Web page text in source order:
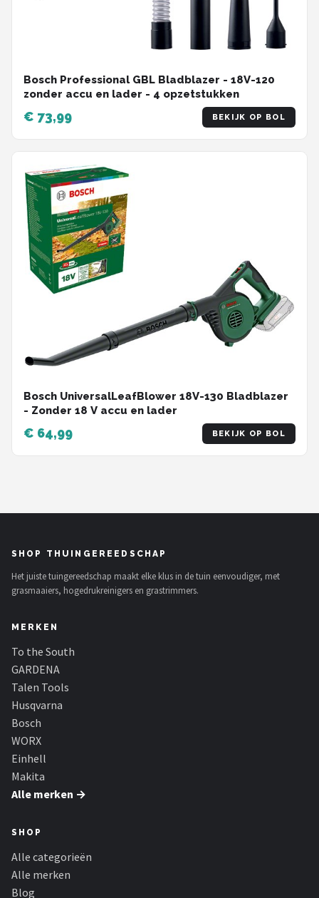
Bosch Professional GBL Bladblazer - 18V-120
zonder accu en lader - 4 opzetstukken
€ 73,99 BEKIJK OP BOL
Bosch UniversalLeafBlower 18V-130 Bladblazer
- Zonder 18 V accu en lader
€ 64,99 BEKIJK OP BOL
SHOP THUINGEREEDSCHAP
Het juiste tuingereedschap maakt elke klus in de tuin eenvoudiger, met
grasmaaiers, hogedrukreinigers en grastrimmers.
MERKEN
To the South
GARDENA
Talen Tools
Husqvarna
Bosch
WORX
Einhell
Makita
Alle merken →
SHOP
Alle categorieën
Alle merken
Blog